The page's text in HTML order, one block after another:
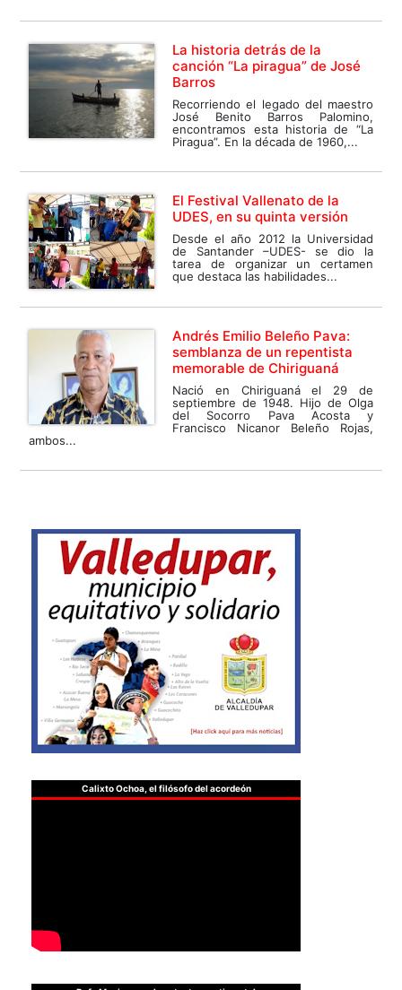
La historia detrás de la
canción “La piragua” de José
Barros
Recorriendo el legado del maestro
José Benito Barros Palomino,
encontramos esta historia de “La
Piragua”. En la década de 1960,...
El Festival Vallenato de la
UDES, en su quinta versión
Desde el año 2012 la Universidad
de Santander –UDES- se dio la
tarea de organizar un certamen
que destaca las habilidades...
Andrés Emilio Beleño Pava:
semblanza de un repentista
memorable de Chiriguaná
Nació en Chiriguaná el 29 de
septiembre de 1948. Hijo de Olga
del Socorro Pava Acosta y
Francisco Nicanor Beleño Rojas,
ambos...
Calixto Ochoa, el filósofo del acordeón